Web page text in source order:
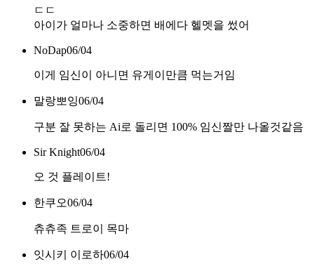
ㄷㄷ
아이가 얼마나 소중하면 배에다 헬멧을 썼어
NoDap06/04
이게 임신이 아니면 유게이만큼 먹는거임
말랑뽀잉06/04
구분 잘 못하는 Ai로 돌리면 100% 임신짤만 나올것같음
Sir Knight06/04
오 것 플레이트!
한쿠오06/04
츄츄족 트로이 목마
잇시키 이로하06/04